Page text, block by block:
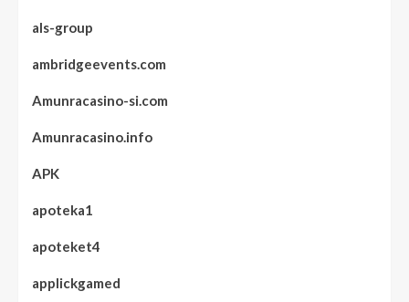
als-group
ambridgeevents.com
Amunracasino-si.com
Amunracasino.info
APK
apoteka1
apoteket4
applickgamed